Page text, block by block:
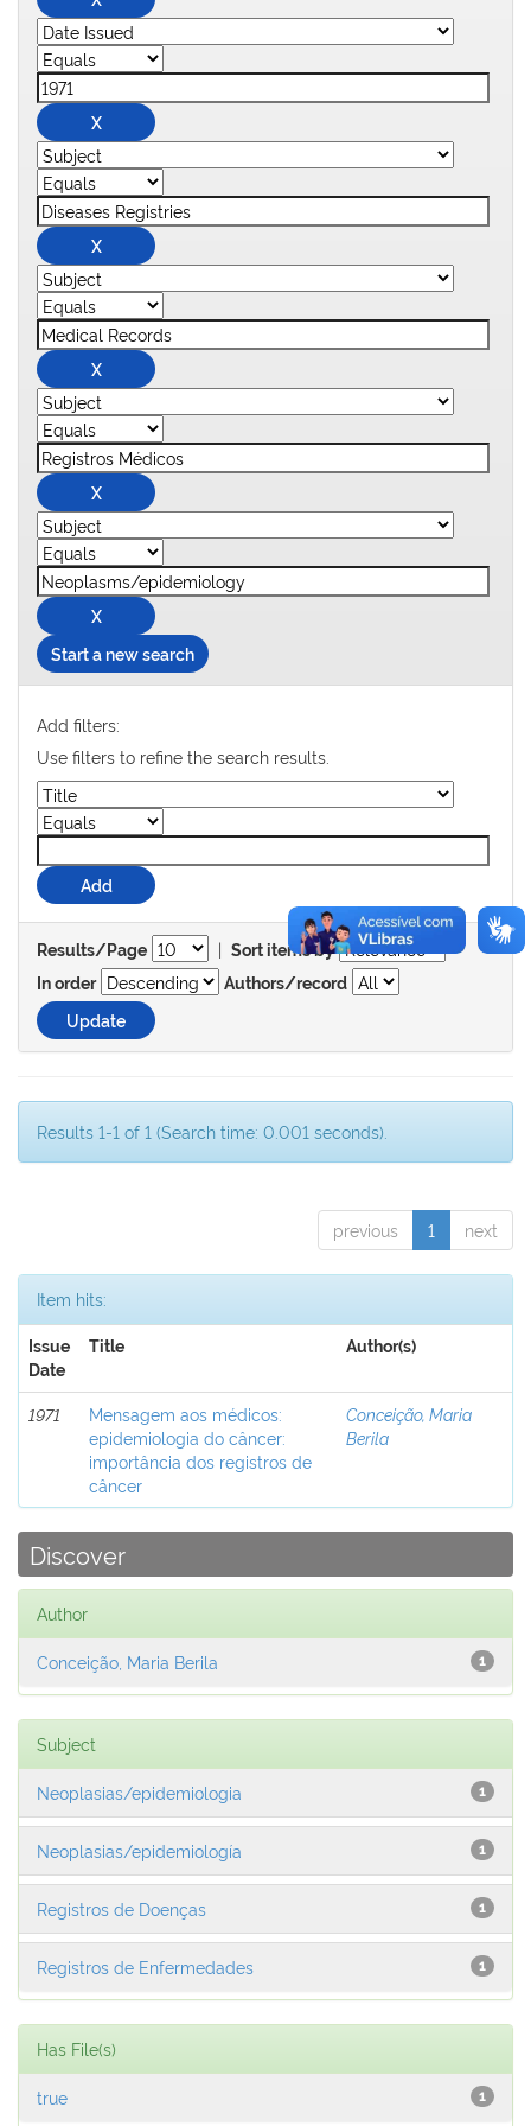
Start a new search
Add filters:
Use filters to refine the search results.
Results/Page | Sort items by
In order
Authors/record
Results 1-1 of 1 (Search time: 0.001 seconds).
previous 1 next
Item hits:
Issue
Date
Title Author(s)
1971
Mensagem aos médicos:
epidemiologia do câncer:
importância dos registros de
câncer
Conceição, Maria
Berila
Discover
Author
1
Conceição, Maria Berila
Subject
1
Neoplasias/epidemiologia
1
Neoplasias/epidemiología
1
Registros de Doenças
1
Registros de Enfermedades
Has File(s)
1
true